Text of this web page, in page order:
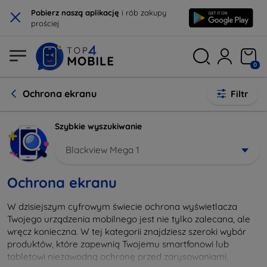
× Pobierz naszą aplikację i rób zakupy
prościej
0
Ochrona ekranu Filtr
Szybkie wyszukiwanie
Blackview Mega 1
Ochrona ekranu
W dzisiejszym cyfrowym świecie ochrona wyświetlacza
Twojego urządzenia mobilnego jest nie tylko zalecana, ale
wręcz konieczna. W tej kategorii znajdziesz szeroki wybór
produktów, które zapewnią Twojemu smartfonowi lub
tabletowi niezawodną ochronę przed zarysowaniami,